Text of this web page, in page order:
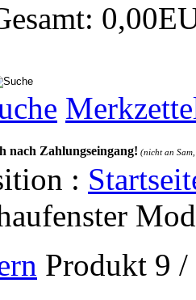
nach Zahlungseingang! (nicht an
:
Produkt 9